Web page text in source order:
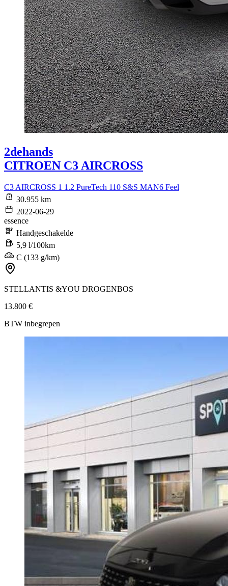
2dehands
CITROEN C3 AIRCROSS
C3 AIRCROSS 1 1.2 PureTech 110 S&S MAN6 Feel
30.955 km
2022-06-29
essence
Handgeschakelde
5,9 l/100km
C (133 g/km)
STELLANTIS &YOU DROGENBOS
13.800 €
BTW inbegrepen